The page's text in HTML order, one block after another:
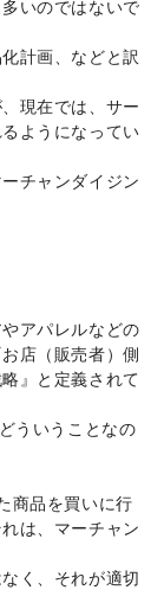
いのではないで
計画、などと訳
現在では、サー
ようになってい
チャンダイジン
アパレルなどの
店（販売者）側
』と定義されて
ういうことなの
商品を買いに行
は、マーチャン
く、それが適切